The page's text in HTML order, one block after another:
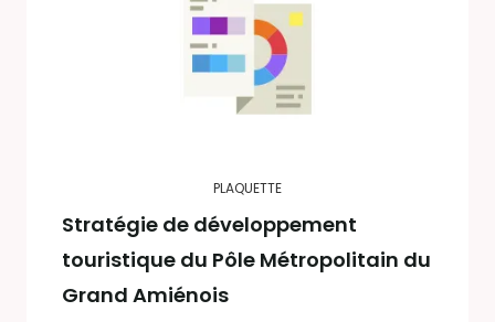
PLAQUETTE
Stratégie de développement
touristique du Pôle Métropolitain du
Grand Amiénois